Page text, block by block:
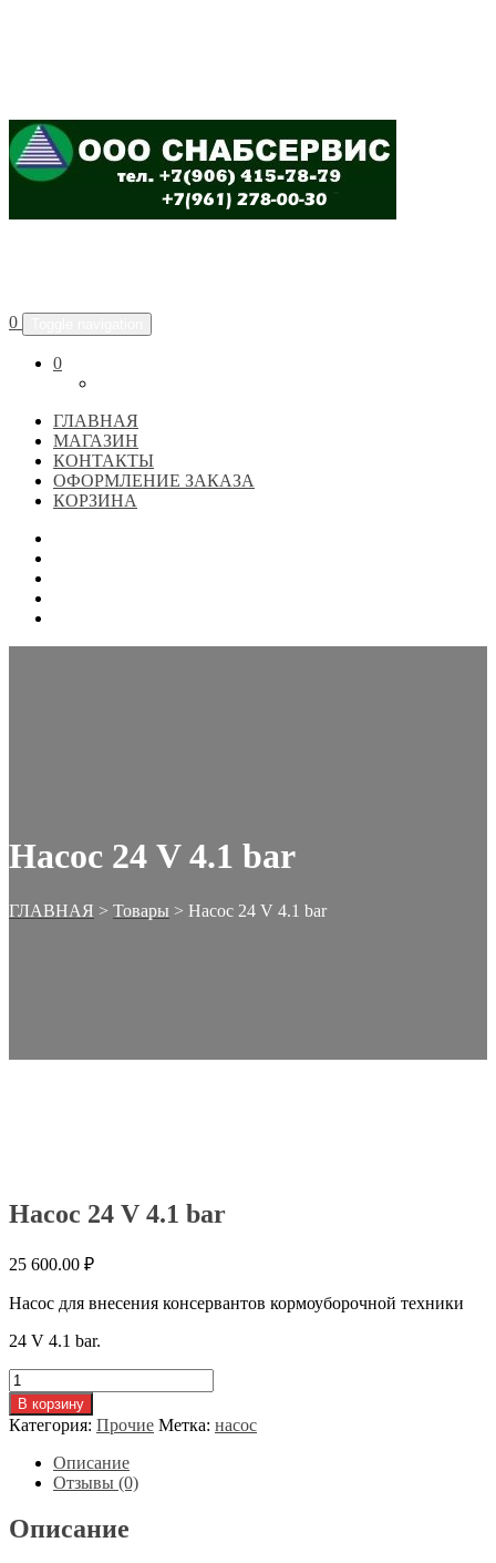
0
0
ГЛАВНАЯ
МАГАЗИН
КОНТАКТЫ
ОФОРМЛЕНИЕ ЗАКАЗА
КОРЗИНА
Насос 24 V 4.1 bar
ГЛАВНАЯ > Товары > Насос 24 V 4.1 bar
Насос 24 V 4.1 bar
25 600.00 ₽
Насос для внесения консервантов кормоуборочной техники
24 V 4.1 bar.
Количество
товара
Насос
24
В корзину
Категория: Прочие Метка: насос
Описание
Отзывы (0)
Описание